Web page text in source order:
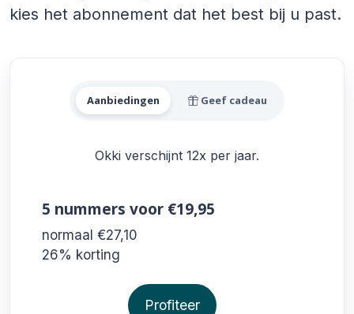
kies het abonnement dat het best bij u past.
Alle Okki Aanbiedingen
Aanbiedingen Geef cadeau
Okki verschijnt 12x per jaar.
5 nummers voor €19,95
normaal €27,10
26% korting
Profiteer